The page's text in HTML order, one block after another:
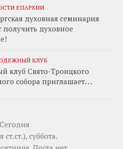
ЕПАРХИИ
духовная семинария
получить духовное
КЛУБ
клуб Свято-Троицкого
собора приглашает. . .
Сегодня
ст.ст.), суббота.